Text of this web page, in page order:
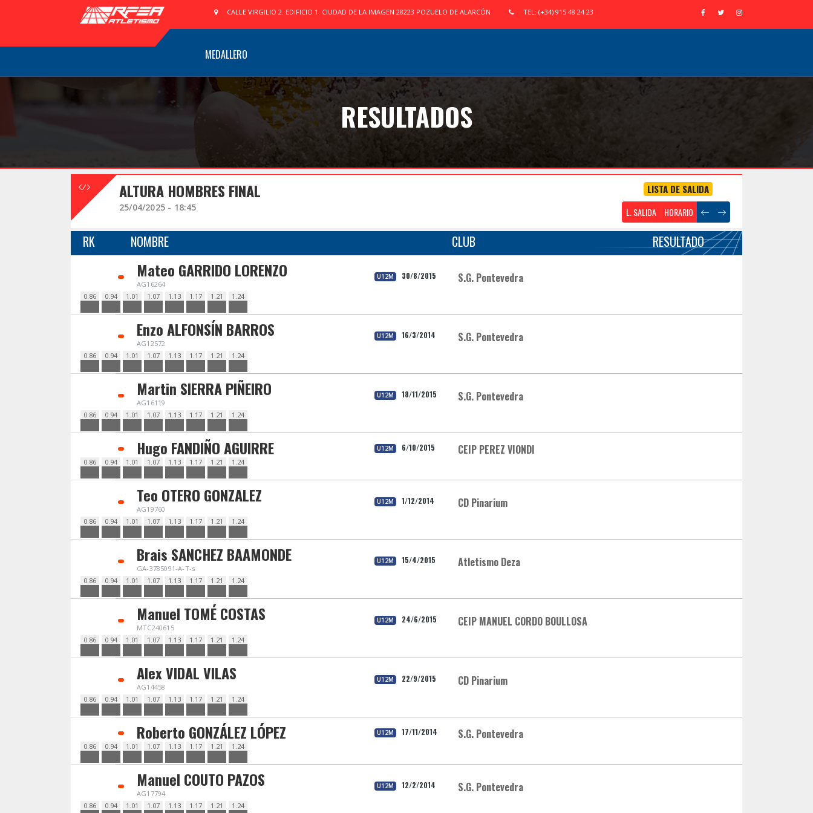
CALLE VIRGILIO 2. EDIFICIO 1. CIUDAD DE LA IMAGEN 28223 POZUELO DE ALARCÓN TEL: (+34) 915 48 24 23
MEDALLERO
RESULTADOS
ALTURA HOMBRES FINAL LISTA DE SALIDA
25/04/2025 - 18:45 L. SALIDA HORARIO
RK NOMBRE CLUB RESULTADO
Mateo GARRIDO LORENZO
AG16264
U12M 30/8/2015 S.G. Pontevedra
0.86 0.94 1.01 1.07 1.13 1.17 1.21 1.24
Enzo ALFONSÍN BARROS
AG12572
U12M 16/3/2014 S.G. Pontevedra
0.86 0.94 1.01 1.07 1.13 1.17 1.21 1.24
Martin SIERRA PIÑEIRO
AG16119
U12M 18/11/2015 S.G. Pontevedra
0.86 0.94 1.01 1.07 1.13 1.17 1.21 1.24
Hugo FANDIÑO AGUIRRE U12M 6/10/2015 CEIP PEREZ VIONDI
0.86 0.94 1.01 1.07 1.13 1.17 1.21 1.24
Teo OTERO GONZALEZ
AG19760
U12M 1/12/2014 CD Pinarium
0.86 0.94 1.01 1.07 1.13 1.17 1.21 1.24
Brais SANCHEZ BAAMONDE
GA-3785091-A-T-s
U12M 15/4/2015 Atletismo Deza
0.86 0.94 1.01 1.07 1.13 1.17 1.21 1.24
Manuel TOMÉ COSTAS
MTC240615
U12M 24/6/2015 CEIP MANUEL CORDO BOULLOSA
0.86 0.94 1.01 1.07 1.13 1.17 1.21 1.24
Alex VIDAL VILAS
AG14458
U12M 22/9/2015 CD Pinarium
0.86 0.94 1.01 1.07 1.13 1.17 1.21 1.24
Roberto GONZÁLEZ LÓPEZ U12M 17/11/2014 S.G. Pontevedra
0.86 0.94 1.01 1.07 1.13 1.17 1.21 1.24
Manuel COUTO PAZOS
AG17794
U12M 12/2/2014 S.G. Pontevedra
0.86 0.94 1.01 1.07 1.13 1.17 1.21 1.24